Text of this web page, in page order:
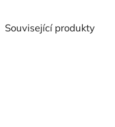
Související produkty